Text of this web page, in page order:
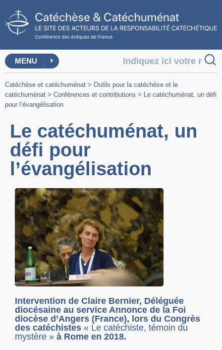
MENU
Catéchèse et catéchuménat > Outils pour la catéchèse et le
catéchuménat > Conférences et contributions > Le catéchuménat, un défi
pour l’évangélisation
Le catéchuménat, un
défi pour
l’évangélisation
Intervention de Claire Bernier, Déléguée
diocésaine au service Annonce de la Foi
diocèse d’Angers (France), lors du Congrès
des catéchistes « Le catéchiste, témoin du
mystère » à Rome en 2018.